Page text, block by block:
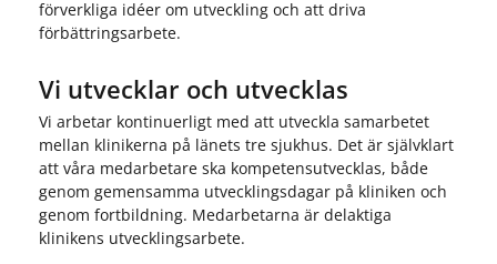
förverkliga idéer om utveckling och att driva
förbättringsarbete.
Vi utvecklar och utvecklas
Vi arbetar kontinuerligt med att utveckla samarbetet
mellan klinikerna på länets tre sjukhus. Det är självklart
att våra medarbetare ska kompetensutvecklas, både
genom gemensamma utvecklingsdagar på kliniken och
genom fortbildning. Medarbetarna är delaktiga
klinikens utvecklingsarbete.